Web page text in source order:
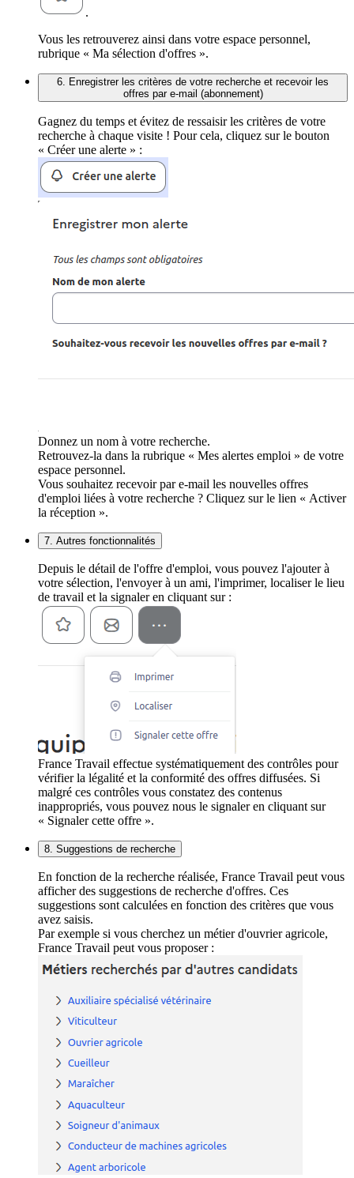
.
Vous les retrouverez ainsi dans votre espace personnel,
rubrique « Ma sélection d'offres ».
6. Enregistrer les critères de votre recherche et recevoir les
offres par e-mail (abonnement)
Gagnez du temps et évitez de ressaisir les critères de votre
recherche à chaque visite ! Pour cela, cliquez sur le bouton
« Créer une alerte » :
Donnez un nom à votre recherche.
Retrouvez-la dans la rubrique « Mes alertes emploi » de votre
espace personnel.
Vous souhaitez recevoir par e-mail les nouvelles offres
d'emploi liées à votre recherche ? Cliquez sur le lien « Activer
la réception ».
7. Autres fonctionnalités
Depuis le détail de l'offre d'emploi, vous pouvez l'ajouter à
votre sélection, l'envoyer à un ami, l'imprimer, localiser le lieu
de travail et la signaler en cliquant sur :
France Travail effectue systématiquement des contrôles pour
vérifier la légalité et la conformité des offres diffusées. Si
malgré ces contrôles vous constatez des contenus
inappropriés, vous pouvez nous le signaler en cliquant sur
« Signaler cette offre ».
8. Suggestions de recherche
En fonction de la recherche réalisée, France Travail peut vous
afficher des suggestions de recherche d'offres. Ces
suggestions sont calculées en fonction des critères que vous
avez saisis.
Par exemple si vous cherchez un métier d'ouvrier agricole,
France Travail peut vous proposer :